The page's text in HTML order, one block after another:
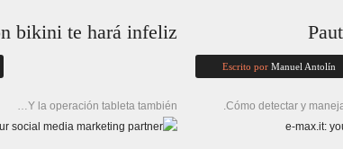
bikini te hará infeliz
Y la operación tableta también…
Escrito por Manuel Antolín
Cómo detectar y